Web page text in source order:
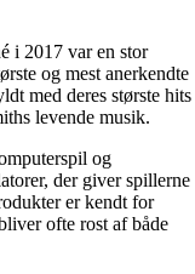
i 2017 var en stor
og mest anerkendte
med deres største hits
levende musik.
og
der giver spillerne
er kendt for
ofte rost af både